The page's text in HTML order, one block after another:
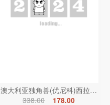
澳大利亚独角兽(优尼科)西拉红葡
338.00
178.00